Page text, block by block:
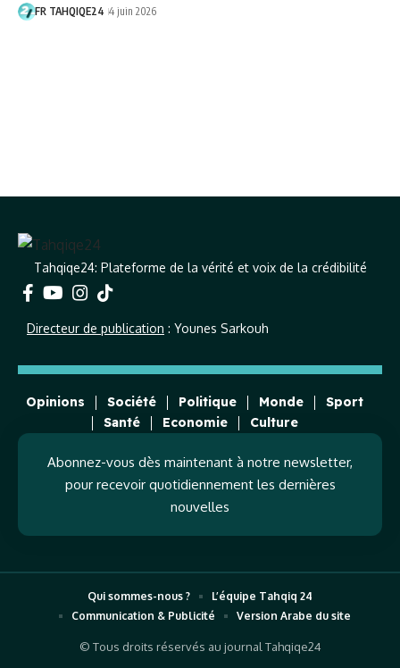
FR TAHQIQE24 4 juin 2026
Tahqiqe24: Plateforme de la vérité et voix de la crédibilité
Directeur de publication : Younes Sarkouh
Opinions Société Politique Monde
Sport
Santé
Economie Culture
Abonnez-vous dès maintenant à notre newsletter,
pour recevoir quotidiennement les dernières
nouvelles
© Tous droits réservés au journal Tahqiqe24
Qui sommes-nous ?
L’équipe Tahqiq 24
Communication & Publicité
Version Arabe du site